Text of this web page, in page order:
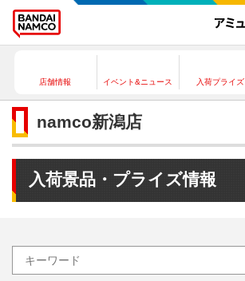
店舗情報 イベント&ニュース 入荷プライズ
namco新潟店
入荷景品・プライズ情報